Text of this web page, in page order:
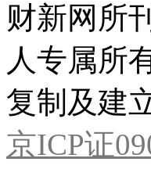
财新网所
人专属所
复制及建
京ICP证